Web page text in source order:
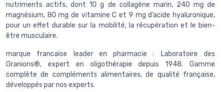
nutriments actifs, dont 10 g de collagène marin, 240 mg de
magnésium, 80 mg de vitamine C et 9 mg d’acide hyaluronique,
pour un effet durable sur la mobilité, la récupération et le bien-
être musculaire.
marque francaise leader en pharmacie : Laboratoire des
Granions®, expert en oligothérapie depuis 1948. Gamme
complète de compléments alimentaires, de qualité française,
développés par nos experts.